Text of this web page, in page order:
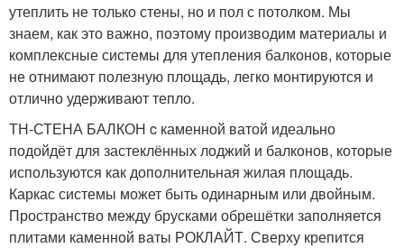
утеплить не только стены, но и пол с потолком. Мы
знаем, как это важно, поэтому производим материалы и
комплексные системы для утепления балконов, которые
не отнимают полезную площадь, легко монтируются и
отлично удерживают тепло.
ТН-СТЕНА БАЛКОН c каменной ватой идеально
подойдёт для застеклённых лоджий и балконов, которые
используются как дополнительная жилая площадь.
Каркас системы может быть одинарным или двойным.
Пространство между брусками обрешётки заполняется
плитами каменной ваты РОКЛАЙТ. Сверху крепится